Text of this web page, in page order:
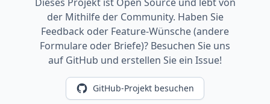
der Mithilfe der Community. Haben Sie
Feedback oder Feature-Wünsche (andere
Formulare oder Briefe)? Besuchen Sie uns
auf GitHub und erstellen Sie ein Issue!
GitHub-Projekt besuchen